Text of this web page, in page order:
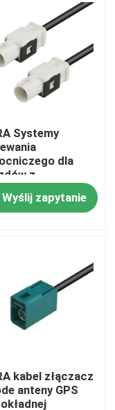
Systemy
dla
z
kablowymi
Wyślij zapytanie
kabel złączacz
anteny GPS